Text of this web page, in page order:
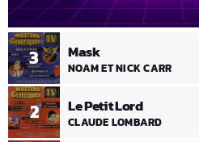
2 Le Petit Lord
CLAUDE LOMBARD
3 Mask
NOAM ET NICK CARR